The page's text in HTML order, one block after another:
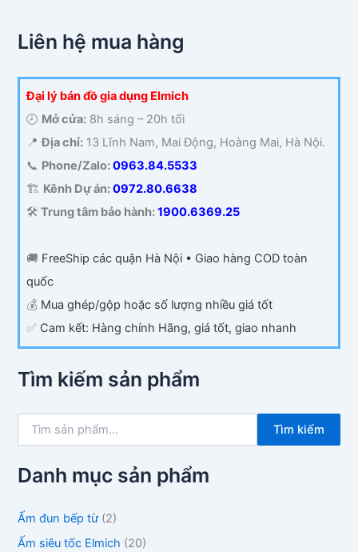
Liên hệ mua hàng
Đại lý bán đồ gia dụng Elmich
🕗 Mở cửa:8h sáng – 20h tối
📍Địa chỉ:13 Lĩnh Nam, Mai Động, Hoàng Mai, Hà Nội.
📞 Phone/Zalo:0963.84.5533
🏗️ Kênh Dự án:0972.80.6638
🛠️ Trung tâm bảo hành:1900.6369.25
🚚 FreeShip các quận Hà Nội • Giao hàng COD toàn
quốc
💰 Mua ghép/gộp hoặc số lượng nhiều giá tốt
✅ Cam kết: Hàng chính Hãng, giá tốt, giao nhanh
Tìm kiếm sản phẩm
k
i
m
Tìm kiếm
Danh mục sản phẩm
Ấm đun bếp từ (2)
Ấm siêu tốc Elmich (20)